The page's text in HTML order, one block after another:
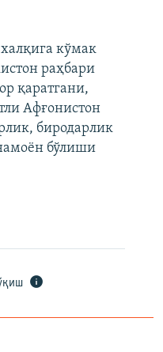
кўмак
раҳбари
қаратгани,
Афғонистон
биродарлик
бўлиши